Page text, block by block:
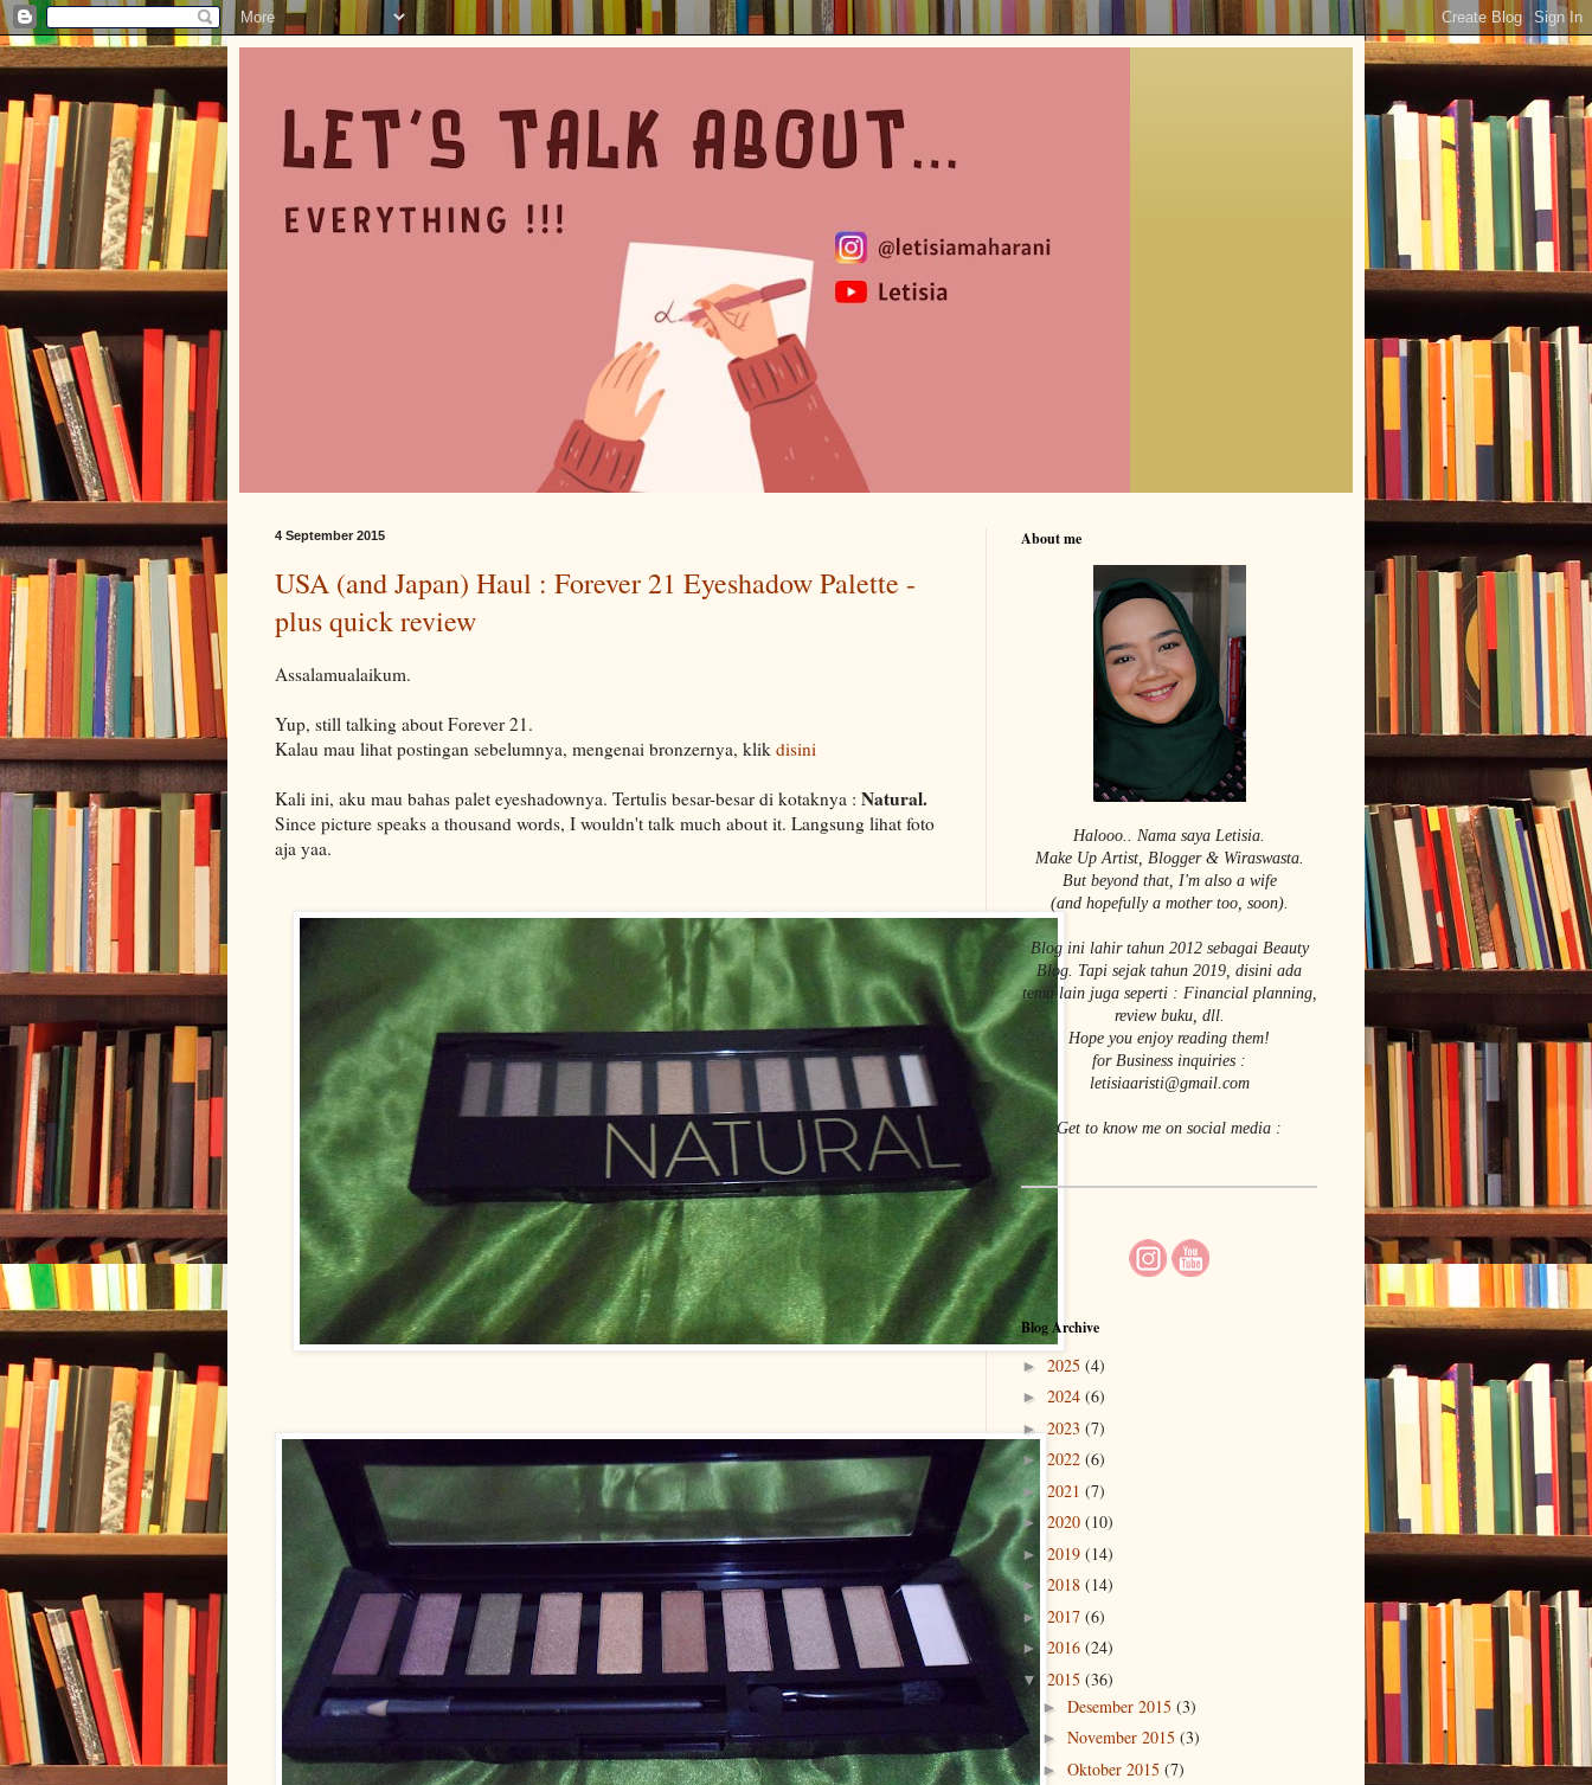
4 September 2015
USA (and Japan) Haul : Forever 21 Eyeshadow Palette -
plus quick review
Assalamualaikum.
Yup, still talking about Forever 21.
Kalau mau lihat postingan sebelumnya, mengenai bronzernya, klik disini
Kali ini, aku mau bahas palet eyeshadownya. Tertulis besar-besar di kotaknya : Natural.
Since picture speaks a thousand words, I wouldn't talk much about it. Langsung lihat foto
aja yaa.
About me
Halooo.. Nama saya Letisia.
Make Up Artist, Blogger & Wiraswasta.
But beyond that, I'm also a wife
(and hopefully a mother too, soon).
Blog ini lahir tahun 2012 sebagai Beauty
Blog. Tapi sejak tahun 2019, disini ada
tema lain juga seperti : Financial planning,
review buku, dll.
Hope you enjoy reading them!
for Business inquiries :
letisiaaristi@gmail.com
Get to know me on social media :
Blog Archive
► 2025 (4)
► 2024 (6)
► 2023 (7)
► 2022 (6)
► 2021 (7)
► 2020 (10)
► 2019 (14)
► 2018 (14)
► 2017 (6)
► 2016 (24)
▼ 2015 (36)
► Desember 2015 (3)
► November 2015 (3)
► Oktober 2015 (7)